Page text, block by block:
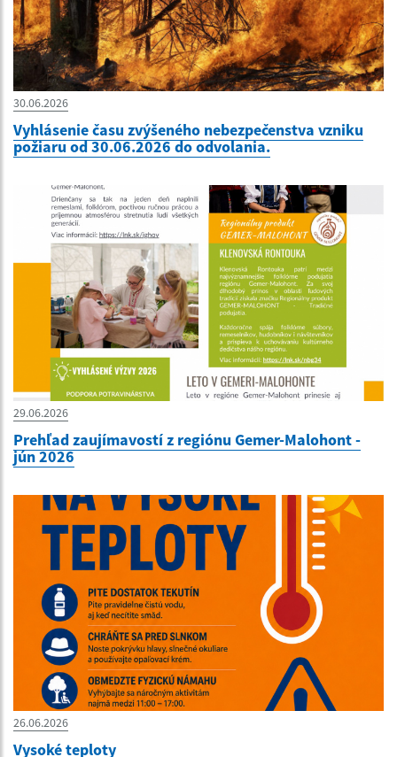
30.06.2026
Vyhlásenie času zvýšeného nebezpečenstva vzniku
požiaru od 30.06.2026 do odvolania.
29.06.2026
Prehľad zaujímavostí z regiónu Gemer-Malohont -
jún 2026
26.06.2026
Vysoké teploty